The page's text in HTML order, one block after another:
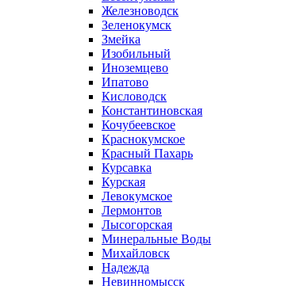
Железноводск
Зеленокумск
Змейка
Изобильный
Иноземцево
Ипатово
Кисловодск
Константиновская
Кочубеевское
Краснокумское
Красный Пахарь
Курсавка
Курская
Левокумское
Лермонтов
Лысогорская
Минеральные Воды
Михайловск
Надежда
Невинномысск